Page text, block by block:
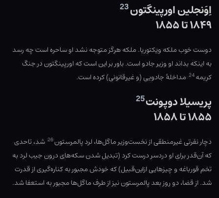
اِوَنجلین اورپینگتون23
۱۸۴۹ تا ۱۸۵۵
دوست خوب ملکه ویکتوریا. ملکه هرگز متوجه نشد او ساحره است چه رسد
به اینکه بداند او وزیر جادو است. باور بر این است که اورپینگتون در جنگ‌
کریمه24 مداخلهٔ جادویی (و غیرقانونی) کرده است.
پریسیلا دوپونت25
۱۸۵۵ تا ۱۸۵۸
دچار نفرتی غیرمنطقی از نخست‌وزیر ماگل‌ها، لرد پالمرستون26 شد، تاحدی
که آن‌قدر برای او دردسر درست کرد (تبدیل شدن سکه‌های درون جیب لرد به
تخم قورباغه و چیزهایی ازاین‌قبیل) که خودش مجبور به کناره‌گیری از قدرت
شد. از قضا، دو روز بعد پالمرستون نیز از طرف ماگل‌ها مجبور به استعفا شد.